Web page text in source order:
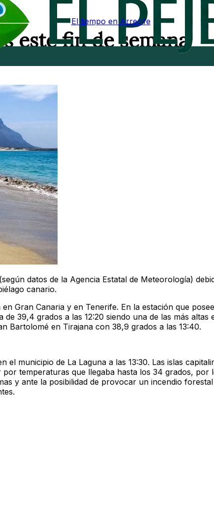
El tiempo en Arrecife
este fin de semana
datos de la Agencia Estatal de Meteorología)
canario.
Gran Canaria y en Tenerife. En la estación que
39,4 grados a las 12:20 siendo una de las más altas
Bartolomé en Tirajana con 38,9 grados a las 13:40.
el municipio de La Laguna a las 13:30. Las islas
temperaturas que llegaba hasta los 34 grados, por
y ante la posibilidad de provocar un incendio